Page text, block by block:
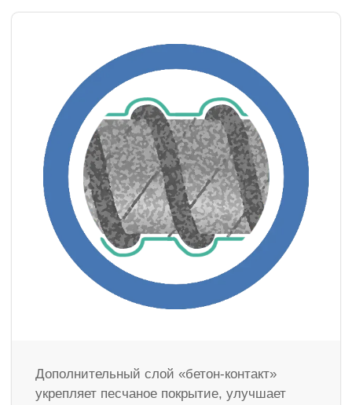
Дополнительный слой «бетон-контакт»
укрепляет песчаное покрытие, улучшает